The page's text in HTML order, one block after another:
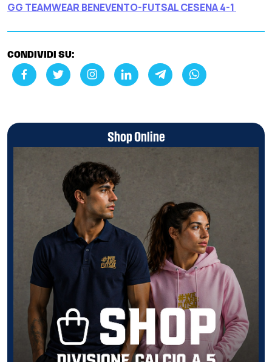
GG TEAMWEAR BENEVENTO-FUTSAL CESENA 4-1
CONDIVIDI SU:
Shop Online